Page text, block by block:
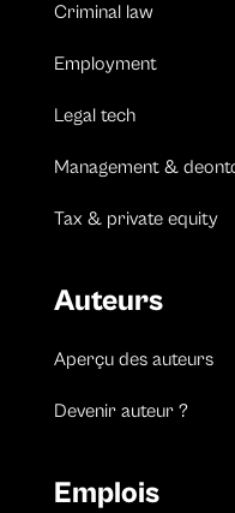
Criminal law
Employment
Legal tech
Management &
Tax & private equity
Auteurs
Aperçu des auteurs
Devenir auteur ?
Emplois